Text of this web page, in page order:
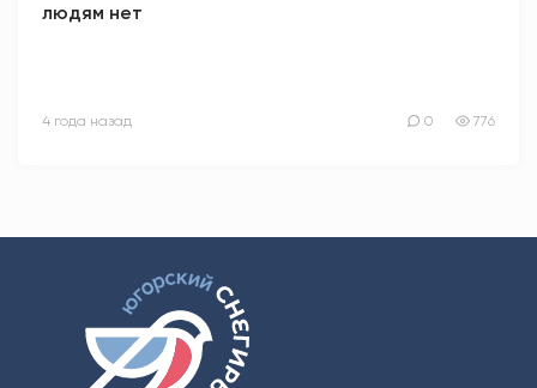
людям нет
4 года назад 0 776